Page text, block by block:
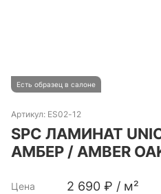
Есть образец в салоне
Артикул: ES02-12
SPC ЛАМИНАТ
АМБЕР / AMBER
Цена 2 690 ₽ / м²